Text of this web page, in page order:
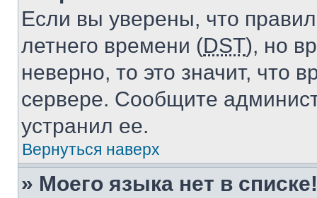
Если вы уверены, что
летнего времени (DST), но
неверно, то это значит, что
сервере. Сообщите
устранил ее.
Вернуться наверх
» Моего языка нет в списке!